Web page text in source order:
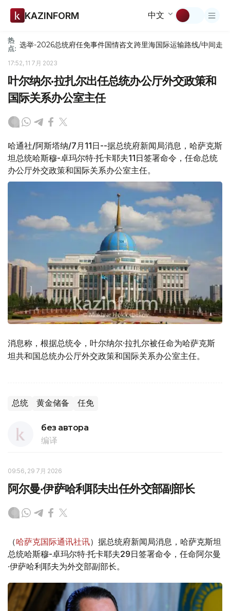
KAZINFORM 中文
热
点: 选举-2026总统府任免事件国情咨文跨里海国际运输路线/中间走廊
17:52, 11 7月 2023
叶尔纳尔·拉扎尔出任总统办公厅外交政策和
国际关系办公室主任
哈通社/阿斯塔纳/7月11日--据总统府新闻局消息，哈萨克斯
坦总统哈斯穆-卓玛尔特·托卡耶夫11日签署命令，任命总统
办公厅外交政策和国际关系办公室主任。
消息称，根据总统令，叶尔纳尔·拉扎尔被任命为哈萨克斯
坦共和国总统办公厅外交政策和国际关系办公室主任。
总统 黄金储备 任免
без автора
编译
09:56, 29 7月 2026
阿尔曼·伊萨哈利耶夫出任外交部副部长
（哈萨克国际通讯社讯）据总统府新闻局消息，哈萨克斯坦
总统哈斯穆-卓玛尔特·托卡耶夫29日签署命令，任命阿尔曼
·伊萨哈利耶夫为外交部副部长。